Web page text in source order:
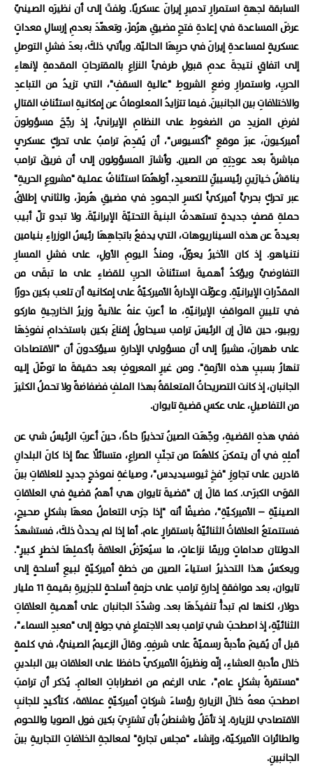
السابقة لجهةِ استمرارِ تدميرِ إيرانَ عسكريًا. ولفتَ إلى أن نظيرَه الصينيّ
عرضَ المساعدة في إعادةِ فتحِ مضيقِ هرُمزَ، وتعهّدَ بعدمِ إرسالِ معداتٍ
عسكريةٍ لمساعدةِ إيرانَ في حربِهَا الحاليّة. ويأتي ذلكَ، بعدَ فشلِ التوصلِ
إلى اتفاقٍ نتيجةَ عدمِ قبولِ طرفيِّ النزاعِ بالمقترحاتِ المقدمةِ لإنهاءِ
الحربِ، واستمرارِ وضعِ الشروطِ "عاليةِ السقفِ"، التي تزيدُ من التباعدِ
والاختلافاتِ بين الجانبينَ. فيما تتزايدُ المعلوماتُ عن إمكانيةِ استئنافِ القتالِ
لفرضِ المزيدِ من الضغوطِ على النظامِ الإيرانيِّ، إذ رجّحَ مسؤولونَ
أميركيونَ، عبرَ موقعِ "أكسيوس"، أن يُقدِمَ ترامبُ على تحركٍ عسكريٍ
مباشرةً بعد عودِتِهِ من الصين. وأشارَ المسؤولون إلى أن فريقَ ترامب
يناقشُ خيارَينِ رئيسييّنِ للتصعيدِ، أولهُمَا استئنافُ عملية "مشروعِ الحريةِ"
عبر تحركٍ بحريٍّ أميركيٍّ لكسرِ الجمودِ في مضيقِ هُرمزَ، والثاني إطلاقُ
حملةِ قصفٍ جديدةٍ تستهدفُ البنيةَ التحتيّةَ الإيرانيّةَ. ولا تبدو تلّ أبيب
بعيدةً عن هذه السيناريوهات، التي يدفعُ باتجاهِهَا رئيسُ الوزراءِ بنيامين
نتنياهو. إذ كان الأخيرُ يعوّلُ، ومنذُ اليومِ الأولِ، على فشلِ المسارِ
التفاوضيِّ ويؤكدُ أهميةَ استئنافَ الحربِ للقضاءِ على ما تبقَى من
المقدّراتِ الإيرانيّةِ. وعوّلَت الإدارةُ الأميركيّةُ على إمكانية أن تلعب بكين دورًا
في تليينِ المواقفِ الإيرانيّةِ، ما أعربَ عنهُ علانيةً وزيرُ الخارجيةِ ماركو
روبيو، حين قالَ إن الرئيسَ ترامب سيحاولُ إقناعَ بكين باستخدامِ نفوذِهَا
على طهرانَ، مشيرًا إلى أن مسؤولي الإدارةِ سيؤكدونَ أن "الاقتصادات
تنهارُ بسببِ هذه الأزمةِ". ومن غيرِ المعروفِ بعد حقيقةَ ما توصّلَ إليه
الجانبان، إذ كانت التصريحاتُ المتعلقةُ بهذا الملفِ فضفاضةً ولا تحملُ الكثيرَ
من التفاصيلِ، على عكسِ قضيةِ تايوان.
ففي هذهِ القضيةِ، وجّهَت الصينُ تحذيرًا حادًا، حينَ أعربَ الرئيسُ شي عن
أملِهِ في أن يتمكنَ كلاهُمَا من تجنّبِ الصراعِ، متسائلًا عمَّا إذا كانَ البلدانِ
قادرين على تجاوزِ "فخِ ثيوسيديدس"، وصياغةِ نموذجٍ جديدٍ للعلاقاتِ بينَ
القوَى الكبرَى. كما قالَ إن "قضيةَ تايوان هي أهمُ قضيةٍ في العلاقاتِ
الصينيّةِ – الأميركيّةِ"، مضيفًا أنه "إذا جرَى التعاملُ معهَا بشكلٍ صحيحٍ،
فستتمتعُ العلاقاتُ الثنائيّةُ باستقرارٍ عام. أما إذا لم يحدثْ ذلكَ، فستشهدُ
الدولتان صداماتٍ وربّما نزاعاتٍ، ما سيُعرّضُ العلاقةَ بأكملِهَا لخطرٍ كبيرٍ".
ويعكسُ هذا التحذيرُ استياءَ الصين من خطةٍ أميركيّةٍ لبيعِ أسلحةٍ إلى
تايوان، بعد موافقةِ إدارةِ ترامب على حزمةِ أسلحةٍ للجزيرةِ بقيمةِ 11 مليار
دولار، لكنها لم تبدأْ تنفيذَهَا بعد. وشدّدَ الجانبان على أهميةِ العلاقاتِ
الثنائيّةِ، إذ اصطحبَ شي ترامب بعد الاجتماعِ في جولةٍ إلى "معبدِ السماء"،
قبل أن يُقيمَ مأدبةً رسميّةً على شرفِهِ. وقالَ الزعيمُ الصينيُّ، في كلمةٍ
خلال مأدبةِ العشاءِ، إنّه ونظيرَهُ الأميركيّ حافظا على العلاقات بين البلدينِ
"مستقرةً بشكلٍ عام"، على الرغم من اضطراباتِ العالمِ. يُذكر أن ترامبَ
اصطحبَ معهُ خلالَ الزيارةِ رؤساءَ شركاتٍ أميركيّةٍ عملاقة، كتأكيدٍ للجانبِ
الاقتصادي للزيارة. إذ تأمَلُ واشنطنُ بأن تشترِيَ بكين فول الصويا واللحوم
والطائرات الأميركيّة، وإنشاء "مجلس تجارةٍ" لمعالجةِ الخلافاتِ التجاريةِ بينَ
الجانبينِ.